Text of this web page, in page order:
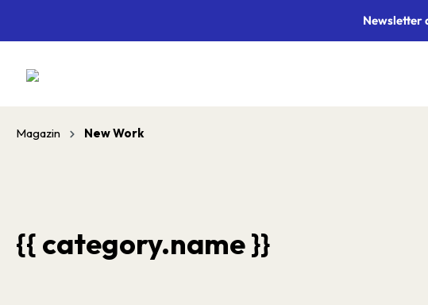
Newsletter
Magazin New Work
{{ category.name }}